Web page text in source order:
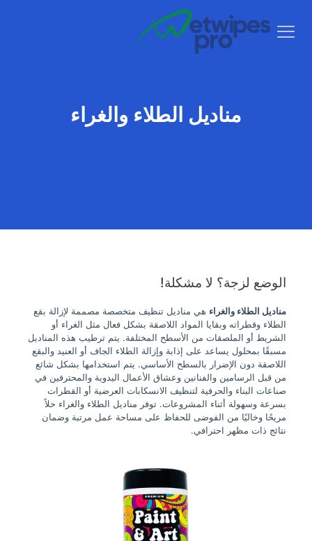
مناديل الطلاء والغراء
الوضع لزجة؟ لا مشكلة!
مناديل الطلاء والغراء هي مناديل تنظيف متخصصة مصممة لإزالة بقع
الطلاء وقطراته وبقايا المواد اللاصقة بشكل فعال مثل الغراء أو
الشريط أو الملصقات من الأسطح المختلفة. يتم ترطيب هذه المناديل
مسبقًا بمحلول يساعد على إذابة وإزالة الطلاء الجاف أو العنيد والبقع
اللاصقة دون الإضرار بالسطح الأساسي. يتم استخدامها بشكل شائع
من قبل الرسامين والفنانين وعشاق الأعمال اليدوية والمحترفين في
صناعات البناء والحرفية لتنظيف الانسكابات العرضية أو القطرات
بسرعة وسهولة أثناء المشروعات. توفر مناديل الطلاء والغراء حلاً
مريحًا وخاليًا من الفوضى للحفاظ على مساحة عمل مرتبة وضمان
نتائج ذات مظهر احترافي.